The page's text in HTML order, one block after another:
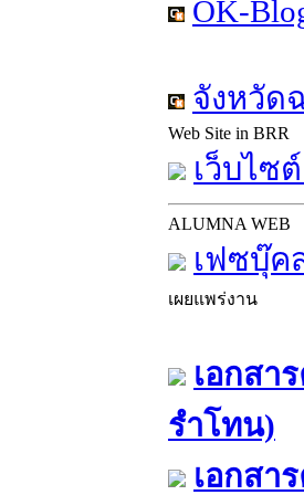
OK-
จังหวัด
Web Site in BRR
เว็บไซ
ALUMNA WEB
เฟซบุ๊ค
เผยแพร่งาน
เอกสา
รำโทน)
เอกสา